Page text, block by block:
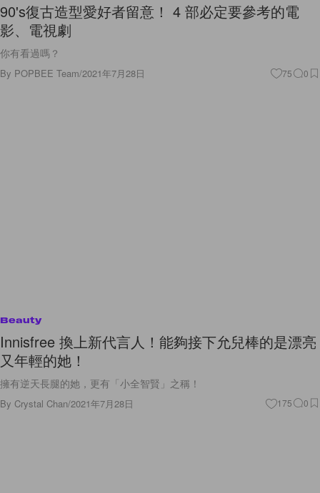
90's復古造型愛好者留意！ 4 部必定要參考的電
影、電視劇
你有看過嗎？
By POPBEE Team/2021年7月28日 75 0
Beauty
Innisfree 換上新代言人！能夠接下允兒棒的是漂亮
又年輕的她！
擁有逆天長腿的她，更有「小全智賢」之稱！
By Crystal Chan/2021年7月28日 175 0